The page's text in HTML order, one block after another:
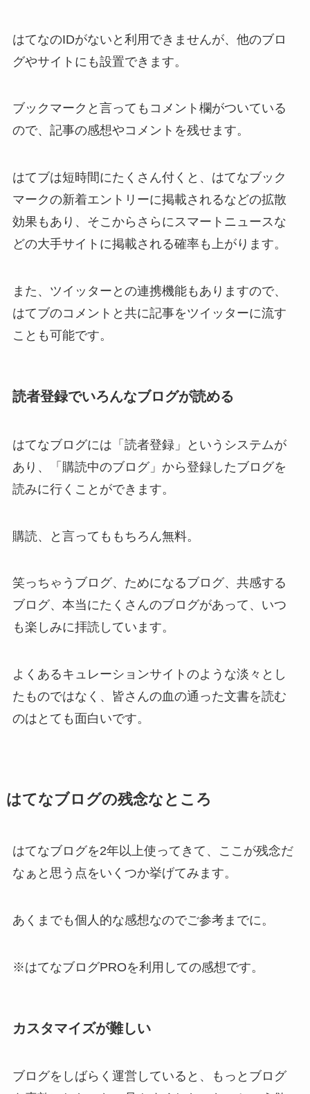
はてなのIDがないと利用できませんが、他のブロ
グやサイトにも設置できます。
ブックマークと言ってもコメント欄がついている
ので、記事の感想やコメントを残せます。
はてブは短時間にたくさん付くと、はてなブック
マークの新着エントリーに掲載されるなどの拡散
効果もあり、そこからさらにスマートニュースな
どの大手サイトに掲載される確率も上がります。
また、ツイッターとの連携機能もありますので、
はてブのコメントと共に記事をツイッターに流す
ことも可能です。
読者登録でいろんなブログが読める
はてなブログには「読者登録」というシステムが
あり、「購読中のブログ」から登録したブログを
読みに行くことができます。
購読、と言ってももちろん無料。
笑っちゃうブログ、ためになるブログ、共感する
ブログ、本当にたくさんのブログがあって、いつ
も楽しみに拝読しています。
よくあるキュレーションサイトのような淡々とし
たものではなく、皆さんの血の通った文書を読む
のはとても面白いです。
はてなブログの残念なところ
はてなブログを2年以上使ってきて、ここが残念だ
なぁと思う点をいくつか挙げてみます。
あくまでも個人的な感想なのでご参考までに。
※はてなブログPROを利用しての感想です。
カスタマイズが難しい
ブログをしばらく運営していると、もっとブログ